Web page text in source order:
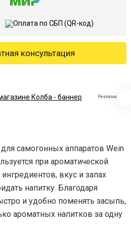
консультация
Реклама
самогонных аппаратов Wein
при ароматической
вкус и запах
напитку. Благодаря
и удобно поменять засыпь,
ароматных напитков за одну